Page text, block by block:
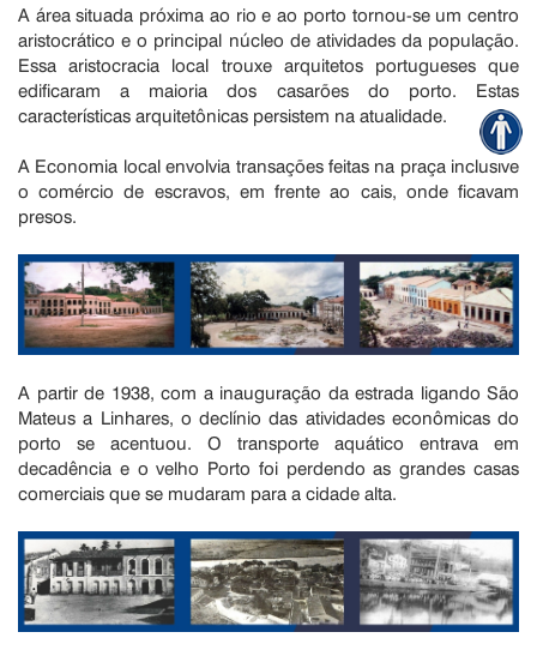
A área situada próxima ao rio e ao porto tornou-se um centro
aristocrático e o principal núcleo de atividades da população.
Essa aristocracia local trouxe arquitetos portugueses que
edificaram a maioria dos casarões do porto. Estas
características arquitetônicas persistem na atualidade.
A Economia local envolvia transações feitas na praça inclusive
o comércio de escravos, em frente ao cais, onde ficavam
presos.
A partir de 1938, com a inauguração da estrada ligando São
Mateus a Linhares, o declínio das atividades econômicas do
porto se acentuou. O transporte aquático entrava em
decadência e o velho Porto foi perdendo as grandes casas
comerciais que se mudaram para a cidade alta.